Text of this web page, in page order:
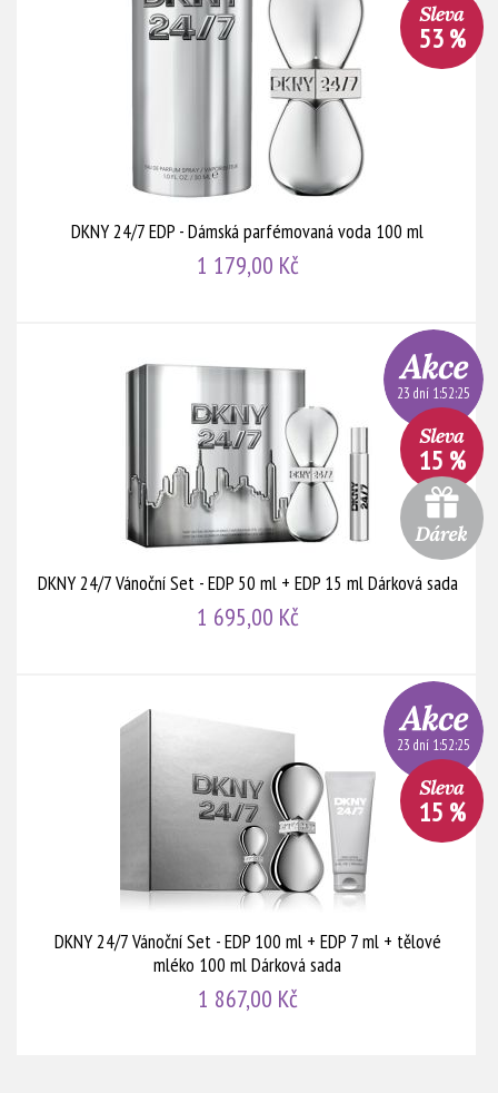
DKNY 24/7 EDP - Dámská parfémovaná voda 100 ml
1 179,00 Kč
53 %
DKNY 24/7 Vánoční Set - EDP 50 ml + EDP 15 ml Dárková sada
1 695,00 Kč
23 dní 1:52:24
15 %
DKNY 24/7 Vánoční Set - EDP 100 ml + EDP 7 ml + tělové
mléko 100 ml Dárková sada
1 867,00 Kč
23 dní 1:52:24
15 %